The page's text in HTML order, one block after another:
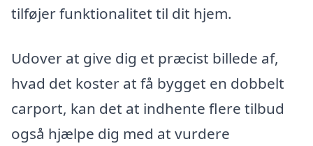
tilføjer funktionalitet til dit hjem.
Udover at give dig et præcist billede af,
hvad det koster at få bygget en dobbelt
carport, kan det at indhente flere tilbud
også hjælpe dig med at vurdere